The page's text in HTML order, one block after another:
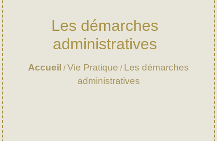
Les démarches
administratives
Accueil /Vie Pratique / Les démarches
administratives